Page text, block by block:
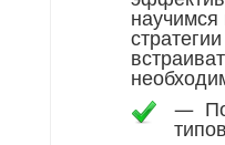
научимся
—